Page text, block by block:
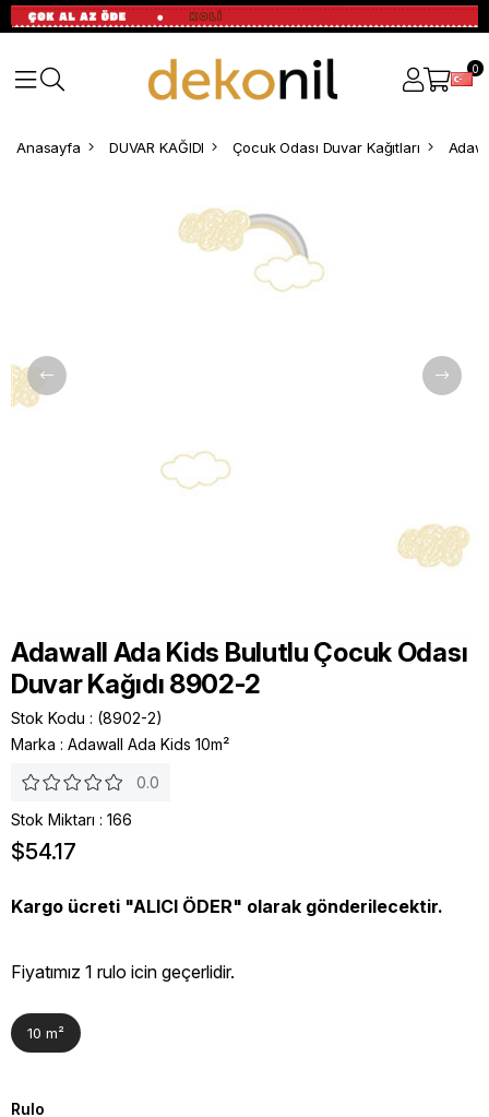
0
Anasayfa DUVAR KAĞIDI Çocuk Odası Duvar Kağıtları
Adawall Ada Kids Bulutlu Çocuk Odası
Duvar Kağıdı 8902-2
Stok Kodu
(8902-2)
Marka : Adawall Ada Kids 10m²
0.0
Stok Miktarı : 166
$54.17
Kargo ücreti "ALICI ÖDER" olarak gönderilecektir.
Fiyatımız 1 rulo icin geçerlidir.
10 m²
Rulo